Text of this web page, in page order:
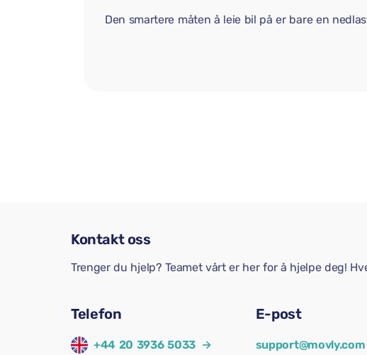
Den smartere måten å leie bil på er bare en
Kontakt oss
Trenger du hjelp? Teamet vårt er her for å hjelpe deg!
Telefon
+44 20 3936 5033 →
E-post
support@movly.com